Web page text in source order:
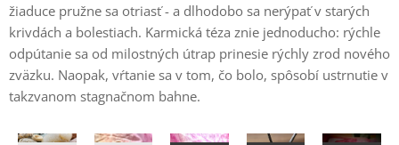
žiaduce pružne sa otriasť - a dlhodobo sa nerýpať v starých
krivdách a bolestiach. Karmická téza znie jednoducho: rýchle
odpútanie sa od milostných útrap prinesie rýchly zrod nového
zväzku. Naopak, vŕtanie sa v tom, čo bolo, spôsobí ustrnutie v
takzvanom stagnačnom bahne.